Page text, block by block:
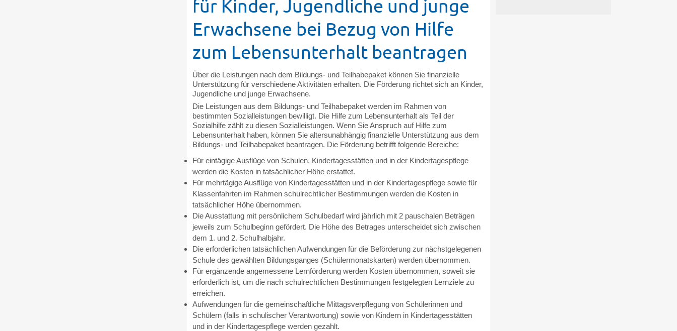
für Kinder, Jugendliche und junge
Erwachsene bei Bezug von Hilfe
zum Lebensunterhalt beantragen
Über die Leistungen nach dem Bildungs- und Teilhabepaket können Sie finanzielle
Unterstützung für verschiedene Aktivitäten erhalten. Die Förderung richtet sich an Kinder,
Jugendliche und junge Erwachsene.
Die Leistungen aus dem Bildungs- und Teilhabepaket werden im Rahmen von
bestimmten Sozialleistungen bewilligt. Die Hilfe zum Lebensunterhalt als Teil der
Sozialhilfe zählt zu diesen Sozialleistungen. Wenn Sie Anspruch auf Hilfe zum
Lebensunterhalt haben, können Sie altersunabhängig finanzielle Unterstützung aus dem
Bildungs- und Teilhabepaket beantragen. Die Förderung betrifft folgende Bereiche:
Für eintägige Ausflüge von Schulen, Kindertagesstätten und in der Kindertagespflege
werden die Kosten in tatsächlicher Höhe erstattet.
Für mehrtägige Ausflüge von Kindertagesstätten und in der Kindertagespflege sowie für
Klassenfahrten im Rahmen schulrechtlicher Bestimmungen werden die Kosten in
tatsächlicher Höhe übernommen.
Die Ausstattung mit persönlichem Schulbedarf wird jährlich mit 2 pauschalen Beträgen
jeweils zum Schulbeginn gefördert. Die Höhe des Betrages unterscheidet sich zwischen
dem 1. und 2. Schulhalbjahr.
Die erforderlichen tatsächlichen Aufwendungen für die Beförderung zur nächstgelegenen
Schule des gewählten Bildungsganges (Schülermonatskarten) werden übernommen.
Für ergänzende angemessene Lernförderung werden Kosten übernommen, soweit sie
erforderlich ist, um die nach schulrechtlichen Bestimmungen festgelegten Lernziele zu
erreichen.
Aufwendungen für die gemeinschaftliche Mittagsverpflegung von Schülerinnen und
Schülern (falls in schulischer Verantwortung) sowie von Kindern in Kindertagesstätten
und in der Kindertagespflege werden gezahlt.